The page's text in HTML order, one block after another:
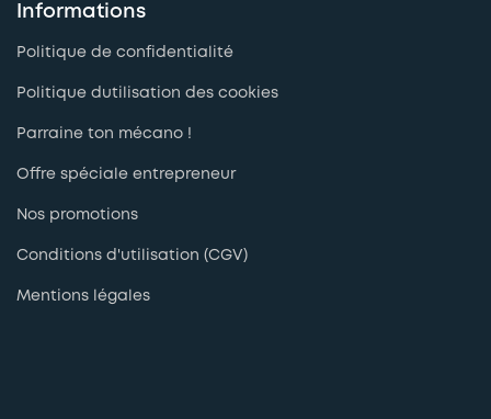
Informations
Politique de confidentialité
Politique dutilisation des cookies
Parraine ton mécano !
Offre spéciale entrepreneur
Nos promotions
Conditions d'utilisation (CGV)
Mentions légales